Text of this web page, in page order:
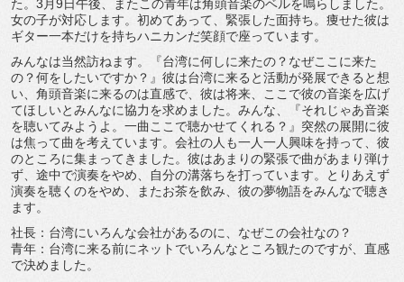
た。3月9日午後、またこの青年は角頭音楽のベルを鳴らしました。
女の子が対応します。初めてあって、緊張した面持ち。痩せた彼は
ギター一本だけを持ちハニカンだ笑顔で座っています。
みんなは当然訪ねます。『台湾に何しに来たの？なぜここに来た
の？何をしたいですか？』彼は台湾に来ると活動が発展できると想
い、角頭音楽に来るのは直感で、彼は将来、ここで彼の音楽を広げ
てほしいとみんなに協力を求めました。みんな、『それじゃあ音楽
を聴いてみようよ。一曲ここで聴かせてくれる？』突然の展開に彼
は焦って曲を考えています。会社の人も一人一人興味を持って、彼
のところに集まってきました。彼はあまりの緊張で曲があまり弾け
ず、途中で演奏をやめ、自分の溝落ちを打っています。とりあえず
演奏を聴くのをやめ、またお茶を飲み、彼の夢物語をみんなで聴き
ます。
社長：台湾にいろんな会社があるのに、なぜこの会社なの？
青年：台湾に来る前にネットでいろんなところ観たのですが、直感
で決めました。